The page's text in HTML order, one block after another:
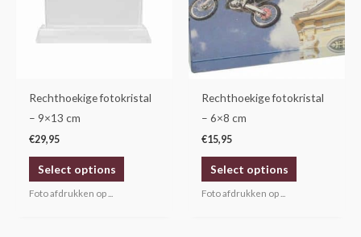
Rechthoekige fotokristal
– 9×13 cm
€29,95
Select options
Foto afdrukken op ...
Rechthoekige fotokristal
– 6×8 cm
€15,95
Select options
Foto afdrukken op ...